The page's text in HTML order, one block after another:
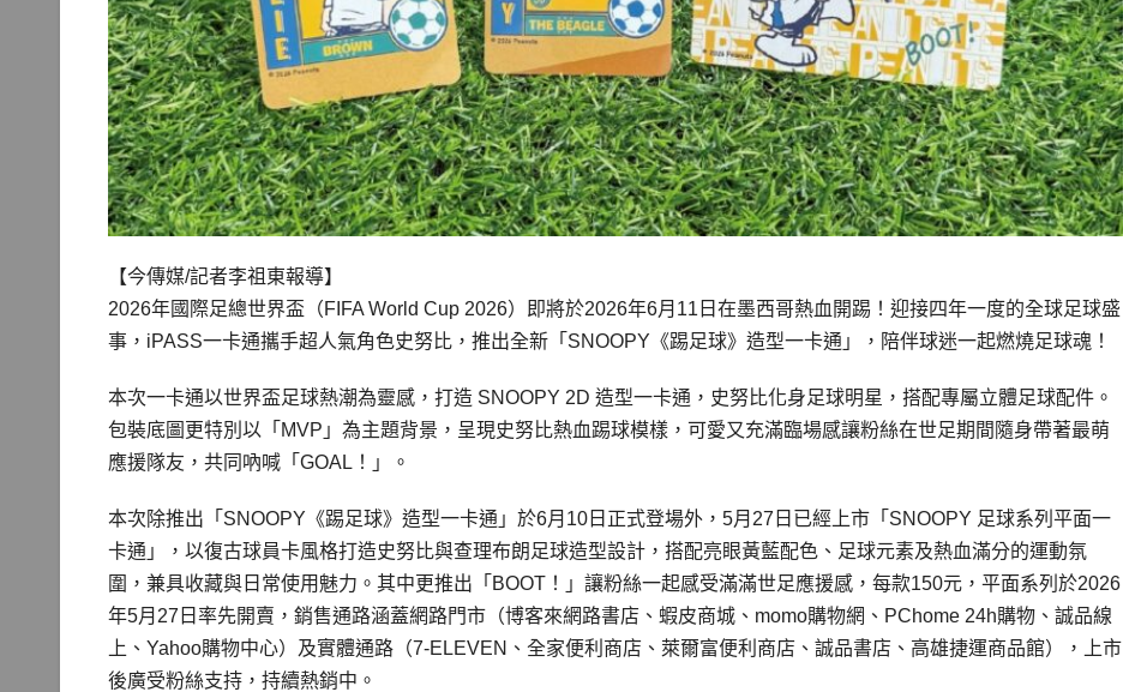
【今傳媒/記者李祖東報導】
2026年國際足總世界盃（FIFA World Cup 2026）即將於2026年6月11日在墨西哥熱血開踢！迎接四年一度的全球足球盛
事，iPASS一卡通攜手超人氣角色史努比，推出全新「SNOOPY《踢足球》造型一卡通」，陪伴球迷一起燃燒足球魂！
本次一卡通以世界盃足球熱潮為靈感，打造 SNOOPY 2D 造型一卡通，史努比化身足球明星，搭配專屬立體足球配件。
包裝底圖更特別以「MVP」為主題背景，呈現史努比熱血踢球模樣，可愛又充滿臨場感讓粉絲在世足期間隨身帶著最萌
應援隊友，共同吶喊「GOAL！」。
本次除推出「SNOOPY《踢足球》造型一卡通」於6月10日正式登場外，5月27日已經上市「SNOOPY 足球系列平面一
卡通」，以復古球員卡風格打造史努比與查理布朗足球造型設計，搭配亮眼黃藍配色、足球元素及熱血滿分的運動氛
圍，兼具收藏與日常使用魅力。其中更推出「BOOT！」讓粉絲一起感受滿滿世足應援感，每款150元，平面系列於2026
年5月27日率先開賣，銷售通路涵蓋網路門市（博客來網路書店、蝦皮商城、momo購物網、PChome 24h購物、誠品線
上、Yahoo購物中心）及實體通路（7-ELEVEN、全家便利商店、萊爾富便利商店、誠品書店、高雄捷運商品館），上市
後廣受粉絲支持，持續熱銷中。